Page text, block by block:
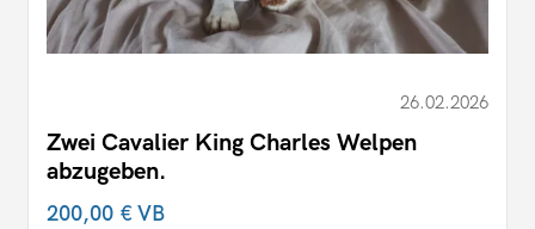
26.02.2026
Zwei Cavalier King Charles Welpen
abzugeben.
200,00 €VB